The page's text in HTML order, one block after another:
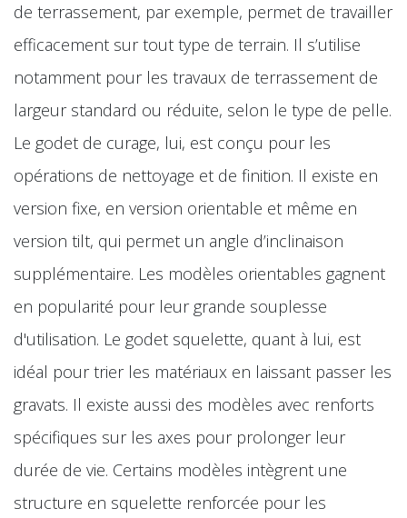
de terrassement, par exemple, permet de travailler
efficacement sur tout type de terrain. Il s’utilise
notamment pour les travaux de terrassement de
largeur standard ou réduite, selon le type de pelle.
Le godet de curage, lui, est conçu pour les
opérations de nettoyage et de finition. Il existe en
version fixe, en version orientable et même en
version tilt, qui permet un angle d’inclinaison
supplémentaire. Les modèles orientables gagnent
en popularité pour leur grande souplesse
d'utilisation. Le godet squelette, quant à lui, est
idéal pour trier les matériaux en laissant passer les
gravats. Il existe aussi des modèles avec renforts
spécifiques sur les axes pour prolonger leur
durée de vie. Certains modèles intègrent une
structure en squelette renforcée pour les